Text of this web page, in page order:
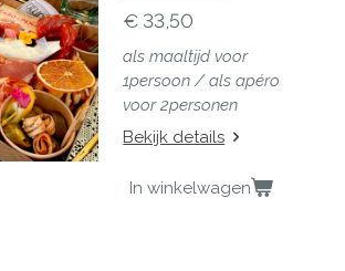
€ 33,50
als maaltijd voor
1persoon / als apéro
voor 2personen
Bekijk details
In winkelwagen